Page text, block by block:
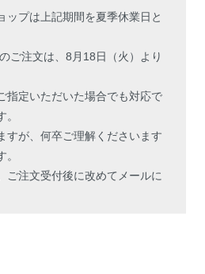
ップは上記期間を夏季休業日と
ご注文は、8月18日（火）より
指定いただいた場合でも対応で
すが、何卒ご理解くださいます
注文受付後に改めてメールに